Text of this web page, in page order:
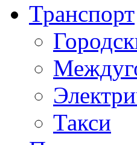
Транспорт
Такси